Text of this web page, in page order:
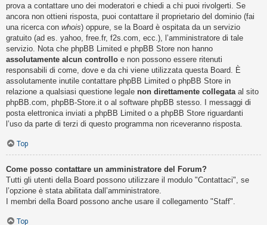
prova a contattare uno dei moderatori e chiedi a chi puoi rivolgerti. Se
ancora non ottieni risposta, puoi contattare il proprietario del dominio (fai
una ricerca con whois) oppure, se la Board è ospitata da un servizio
gratuito (ad es. yahoo, free.fr, f2s.com, ecc.), l’amministratore di tale
servizio. Nota che phpBB Limited e phpBB Store non hanno
assolutamente alcun controllo e non possono essere ritenuti
responsabili di come, dove e da chi viene utilizzata questa Board. È
assolutamente inutile contattare phpBB Limited o phpBB Store in
relazione a qualsiasi questione legale non direttamente collegata al sito
phpBB.com, phpBB-Store.it o al software phpBB stesso. I messaggi di
posta elettronica inviati a phpBB Limited o a phpBB Store riguardanti
l’uso da parte di terzi di questo programma non riceveranno risposta.
Top
Come posso contattare un amministratore del Forum?
Tutti gli utenti della Board possono utilizzare il modulo "Contattaci", se
l’opzione è stata abilitata dall’amministratore.
I membri della Board possono anche usare il collegamento "Staff".
Top